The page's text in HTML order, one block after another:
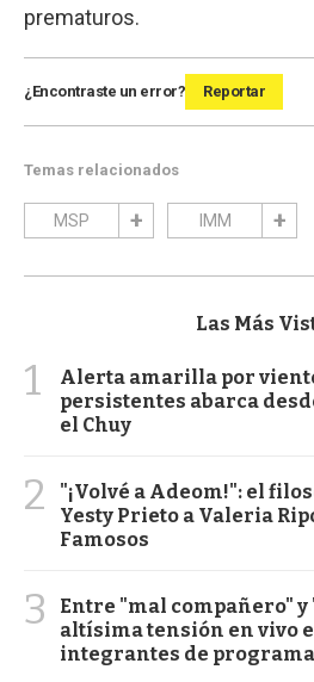
prematuros.
¿Encontraste un error? Reportar
Temas relacionados
MSP IMM
Las Más
1
Alerta amarilla por
persistentes abarca
el Chuy
2
"¡Volvé a Adeom!": el
Yesty Prieto a Valeria
Famosos
3
Entre "mal compañero"
altísima tensión en vivo
integrantes de